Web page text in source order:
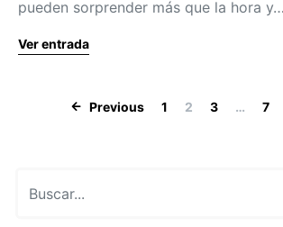
pueden sorprender más que la hora y…
Ver entrada
Previous 1 2 3 … 7